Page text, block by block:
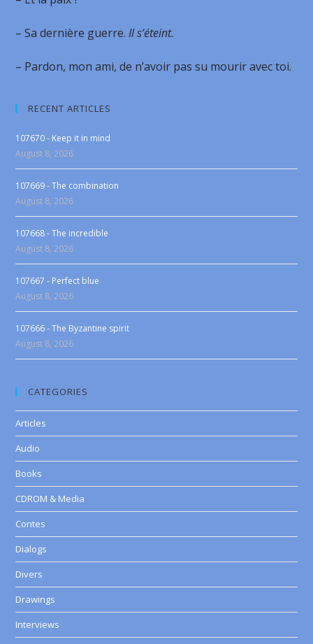
– Sa dernière guerre.Il s’éteint.
– Pardon, mon ami, de n’avoir pas su mourir avec toi.
RECENT ARTICLES
107670 - Keep it in mind
August 8, 2026
107669 - The combination
August 8, 2026
107668 - The incredible
August 8, 2026
107667 - Perfect blue
August 8, 2026
107666 - The Byzantine spirit
August 8, 2026
CATEGORIES
Articles
Audio
Books
CDROM & Media
Contes
Dialogs
Divers
Drawings
Interviews